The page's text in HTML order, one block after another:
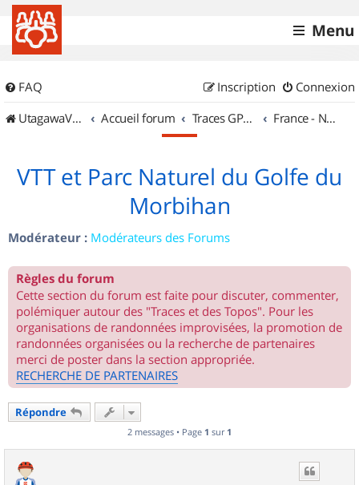
Menu
FAQ Connexion
Inscription
UtagawaVTT (Randos VTT et VTTAE avec traces GPS)
Accueil forum Traces GPS de randos VTT France - Nord Ouest
VTT et Parc Naturel du Golfe du
Morbihan
Modérateur : Modérateurs des Forums
Règles du forum
Cette section du forum est faite pour discuter, commenter,
polémiquer autour des "Traces et des Topos". Pour les
organisations de randonnées improvisées, la promotion de
randonnées organisées ou la recherche de partenaires
merci de poster dans la section appropriée.
RECHERCHE DE PARTENAIRES
Répondre
2 messages • Page 1 sur 1